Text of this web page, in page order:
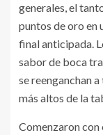
generales, el
puntos de oro en
final anticipada.
sabor de boca
se reenganchan
más altos de la
Comenzaron con